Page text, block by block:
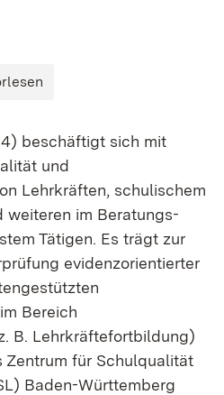
beschäftigt sich mit
und
Lehrkräften, schulischem
weiteren im Beratungs-
Tätigen. Es trägt zur
evidenzorientierter
Bereich
B. Lehrkräftefortbildung)
Zentrum für Schulqualität
Baden-Württemberg